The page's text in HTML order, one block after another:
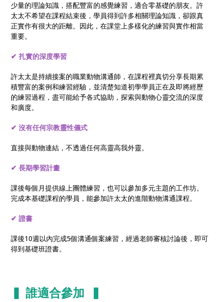
少量的理論知識，搭配豐富的感覺練習，適合零基礎的朋友。許
太太不希望在課程結束後，學員得到許多相關理論知識，卻跟真
正實作有很大的距離。因此，在課堂上多樣化的練習與實作相當
重要。
✔︎ 扎實的深度學習
許太太是持續接案的職業動物溝通師，在課程裡真切分享長期累
積豐富的案例和練習經驗，並清楚知道初學學員正在及即將經歷
的練習過程，盡可能給予各式協助，探索與動物心靈交流的深度
和廣度。
✔︎ 沒有任何宗教靈性儀式
直接與動物連結，不透過任何高靈高我外靈。
✔︎ 長期學習計畫
課後每個月提供線上團體練習，也可以參加多元主題的工作坊。
完成本基礎課程的學員，能參加許太太的進階動物溝通課程。
✔︎ 證書
課後10週以內完成5個溝通個案練習，經過老師審核討論後，即可
得到基礎班證書。
▍ 誰適合參加 ▍